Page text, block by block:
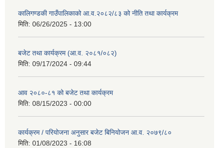
कालिगण्डकी गाउँपालिकाको आ.व.२०८२/८३ को नीति तथा कार्यक्रम
मिति: 06/26/2025 - 13:00
बजेट तथा कार्यक्रम (आ.व. २०८१/०८२)
मिति: 09/17/2024 - 09:44
आव २०८०-८१ को बजेट तथा कार्यक्रम
मिति: 08/15/2023 - 00:00
कार्यक्रम / परियोजना अनुसार बजेट बिनियोजन आ.व. २०७९/८०
मिति: 01/08/2023 - 16:08